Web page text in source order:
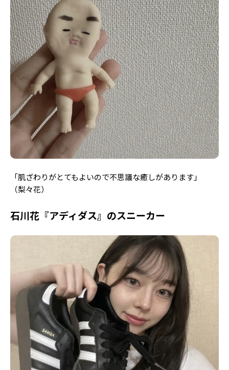
「肌ざわりがとてもよいので不思議な癒しがあります」
（梨々花）
石川花『アディダス』のスニーカー